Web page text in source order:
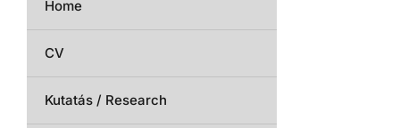
Home
CV
Kutatás / Research